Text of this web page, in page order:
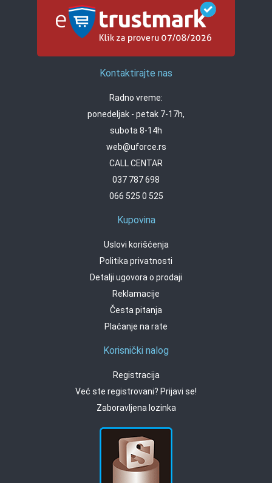
Kontaktirajte nas
Radno vreme:
ponedeljak - petak 7-17h,
subota 8-14h
web@uforce.rs
CALL CENTAR
037 787 698
066 525 0 525
Kupovina
Uslovi korišćenja
Politika privatnosti
Detalji ugovora o prodaji
Reklamacije
Česta pitanja
Plaćanje na rate
Korisnički nalog
Registracija
Već ste registrovani? Prijavi se!
Zaboravljena lozinka